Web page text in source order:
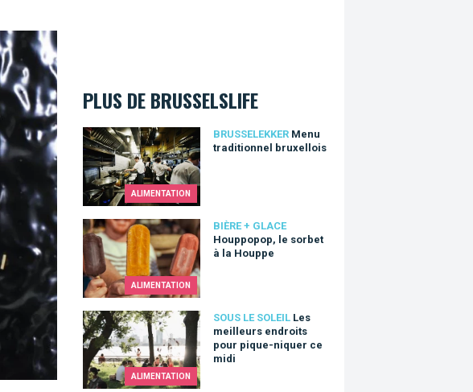
PLUS DE BRUSSELSLIFE
ALIMENTATION
BRUSSELEKKER Menu
traditionnel bruxellois
Menu traditionnel bruxellois
ALIMENTATION
BIÈRE + GLACE
Houppopop, le sorbet
à la Houppe
Houppopop, le sorbet à la Houppe
ALIMENTATION
SOUS LE SOLEIL Les
meilleurs endroits
pour pique-niquer ce
midi
Les meilleurs endroits pour pique-niquer ce midi